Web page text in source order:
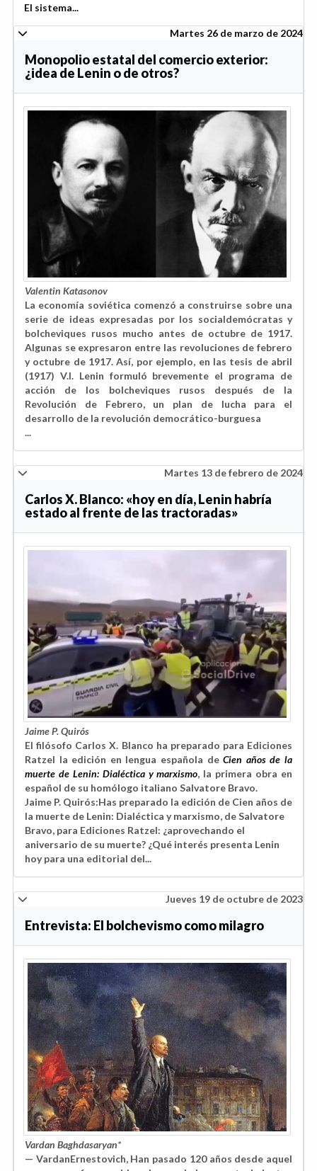
El sistema...
Martes 26 de marzo de 2024
Monopolio estatal del comercio exterior:
¿idea de Lenin o de otros?
Valentin Katasonov
La economía soviética comenzó a construirse sobre una
serie de ideas expresadas por los socialdemócratas y
bolcheviques rusos mucho antes de octubre de 1917.
Algunas se expresaron entre las revoluciones de febrero
y octubre de 1917. Así, por ejemplo, en las tesis de abril
(1917) V.I. Lenin formuló brevemente el programa de
acción de los bolcheviques rusos después de la
Revolución de Febrero, un plan de lucha para el
desarrollo de la revolución democrático-burguesa
...
Martes 13 de febrero de 2024
Carlos X. Blanco: «hoy en día, Lenin habría
estado al frente de las tractoradas»
Jaime P. Quirós
El filósofo Carlos X. Blanco ha preparado para Ediciones
Ratzel la edición en lengua española deCien años de la
muerte de Lenin: Dialéctica y marxismo, la primera obra en
español de su homólogo italiano Salvatore Bravo.
Jaime P. Quirós:Has preparado la edición de Cien años de
la muerte de Lenin: Dialéctica y marxismo, de Salvatore
Bravo, para Ediciones Ratzel: ¿aprovechando el
aniversario de su muerte? ¿Qué interés presenta Lenin
hoy para una editorial del...
Jueves 19 de octubre de 2023
Entrevista: El bolchevismo como milagro
Vardan Baghdasaryan*
— VardanErnestovich, Han pasado 120 años desde aquel